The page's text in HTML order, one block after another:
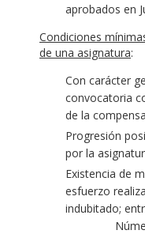
aprobados en
Condiciones
de una asignatura:
Con carácter
convocatoria
de la
Progresión
por la
Existencia de
esfuerzo
indubitado;